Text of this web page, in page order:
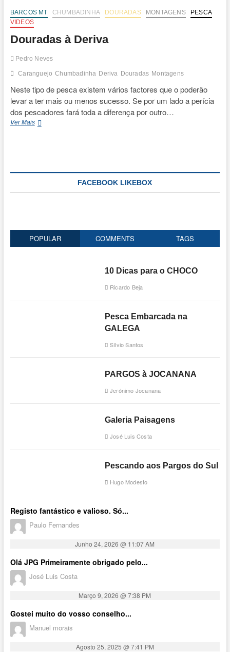
BARCOS MT CHUMBADINHA DOURADAS MONTAGENS
PESCA
VIDEOS
Douradas à Deriva
Pedro Neves
Caranguejo Chumbadinha Deriva Douradas Montagens
Neste tipo de pesca existem vários factores que o poderão
levar a ter mais ou menos sucesso. Se por um lado a perícia
dos pescadores fará toda a diferença por outro…
Ver MaisDouradas
FACEBOOK LIKEBOX
POPULAR COMMENTS TAGS
10 Dicas para o CHOCO
Ricardo Beja
Pesca Embarcada na
GALEGA
Sílvio Santos
PARGOS à JOCANANA
Jerónimo Jocanana
Galeria Paisagens
José Luis Costa
Pescando aos Pargos do Sul
Hugo Modesto
Registo fantástico e valioso. Só...
Paulo Fernandes
Junho 24, 2026 @ 11:07 AM
Olá JPG Primeiramente obrigado pelo...
José Luis Costa
Março 9, 2026 @ 7:38 PM
Gostei muito do vosso conselho...
Manuel morais
Agosto 25, 2025 @ 7:41 PM